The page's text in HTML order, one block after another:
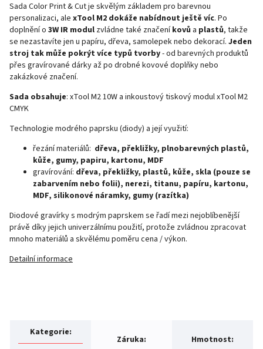
Sada Color Print & Cut je skvělým základem pro barevnou
personalizaci, ale xTool M2 dokáže nabídnout ještě víc. Po
doplnění o 3W IR modulzvládne také značeníkovů a plastů, takže
se nezastavíte jen u papíru, dřeva, samolepek nebo dekorací. Jeden
stroj tak může pokrýt více typů tvorby- od barevných produktů
přes gravírované dárky až po drobné kovové doplňky nebo
zakázkové značení.
Sada obsahuje: xTool M2 10W a inkoustový tiskový modul xTool M2
CMYK
Technologie modrého paprsku (diody) a její využití:
řezání materiálů: dřeva, překližky, plnobarevných plastů,
kůže, gumy, papiru, kartonu, MDF
gravírování: dřeva, překližky, plastů, kůže, skla (pouze se
zabarvením nebo folii), nerezi, titanu, papíru, kartonu,
MDF, silikonové náramky, gumy (razítka)
Diodové gravírky s modrým paprskem se řadí mezi nejoblíbenější
právě díky jejich univerzálnímu použití, protože zvládnou zpracovat
mnoho materiálů a skvělému poměru cena / výkon.
Detailní informace
Kategorie:
Záruka: Hmotnost: